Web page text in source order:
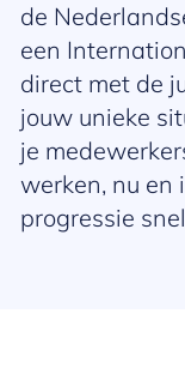
de
een
direct met de
jouw unieke
je
werken, nu en
progressie